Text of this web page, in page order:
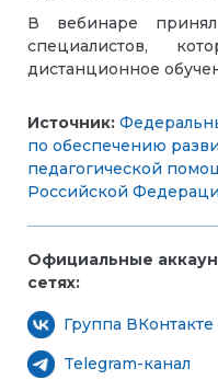
В вебинаре
специалистов,
дистанционное
Источник:
по обеспечению
педагогической
Российской
Официальные
сетях:
Группа ВКонтакте
Telegram-канал